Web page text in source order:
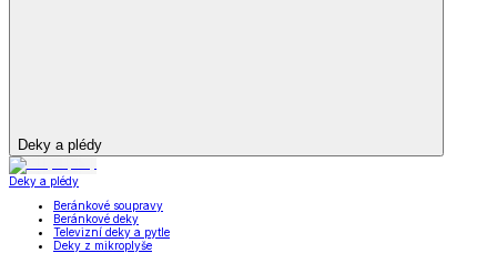
Deky a plédy
Deky a plédy
Beránkové soupravy
Beránkové deky
Televizní deky a pytle
Deky z mikroplyše